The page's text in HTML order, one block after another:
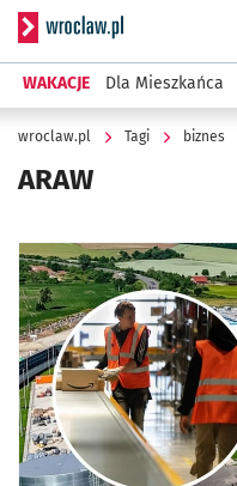
Serwis
WAKACJE Dla Mieszkańca
wroclaw.pl Tagi biznes
ARAW